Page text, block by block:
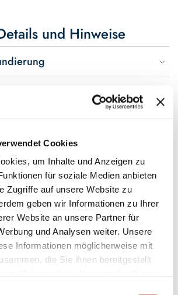
Cookies
um Inhalte und Anzeigen zu
für soziale Medien anbieten
Zugriffe auf unsere Website zu
geben wir Informationen zu Ihrer
Website an unsere Partner für
und Analysen weiter. Unsere
Informationen möglicherweise mit
die Sie ihnen bereitgestellt
und Hinweise